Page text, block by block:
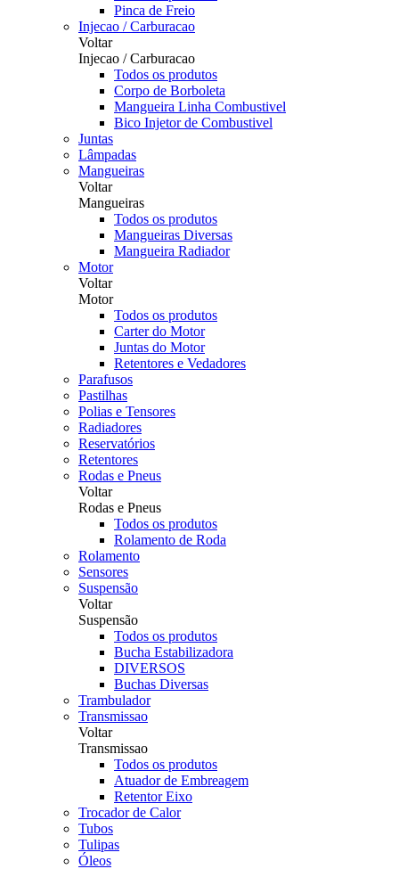
Pinca de Freio
Injecao / Carburacao
Voltar
Injecao / Carburacao
Todos os produtos
Corpo de Borboleta
Mangueira Linha Combustivel
Bico Injetor de Combustivel
Juntas
Lâmpadas
Mangueiras
Voltar
Mangueiras
Todos os produtos
Mangueiras Diversas
Mangueira Radiador
Motor
Voltar
Motor
Todos os produtos
Carter do Motor
Juntas do Motor
Retentores e Vedadores
Parafusos
Pastilhas
Polias e Tensores
Radiadores
Reservatórios
Retentores
Rodas e Pneus
Voltar
Rodas e Pneus
Todos os produtos
Rolamento de Roda
Rolamento
Sensores
Suspensão
Voltar
Suspensão
Todos os produtos
Bucha Estabilizadora
DIVERSOS
Buchas Diversas
Trambulador
Transmissao
Voltar
Transmissao
Todos os produtos
Atuador de Embreagem
Retentor Eixo
Trocador de Calor
Tubos
Tulipas
Óleos